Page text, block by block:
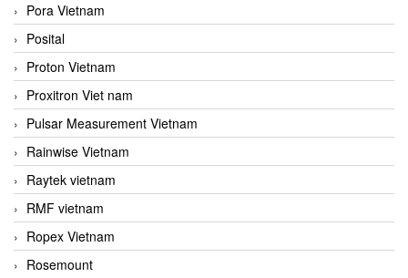
Pora Vietnam
Posital
Proton Vietnam
Proxitron Viet nam
Pulsar Measurement Vietnam
Rainwise Vietnam
Raytek vietnam
RMF vietnam
Ropex Vietnam
Rosemount